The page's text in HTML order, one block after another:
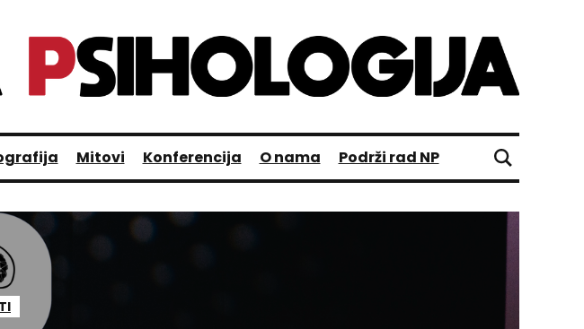
Mitovi Konferencija O nama Podrži rad NP